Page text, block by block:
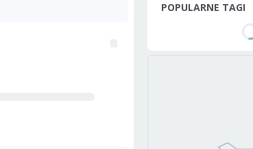
POPULARNE TAGI